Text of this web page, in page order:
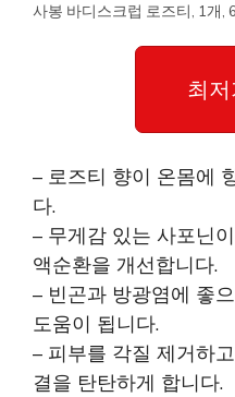
사봉 바디스크럽 로즈티, 1개,
최
– 로즈티 향이 온몸에
다.
– 무게감 있는 사포닌
액순환을 개선합니다.
– 빈곤과 방광염에 좋
도움이 됩니다.
– 피부를 각질 제거하
결을 탄탄하게 합니다.